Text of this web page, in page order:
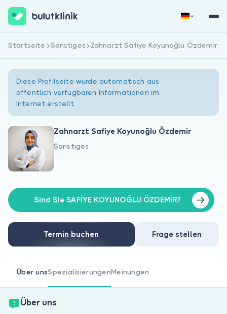
Über uns
Für Patienten
Für Ärzte
Jetzt registrieren Anmelden
Startseite Sonstiges Zahnarzt Safiye Koyunoğlu Özdemir
Diese Profilseite wurde automatisch aus
öffentlich verfügbaren Informationen im
Internet erstellt.
Zahnarzt Safiye Koyunoğlu Özdemir
Sonstiges
Sind Sie SAFİYE KOYUNOĞLU ÖZDEMİR?
Termin buchen Frage stellen
Über unsSpezialisierungenMeinungen
Über uns